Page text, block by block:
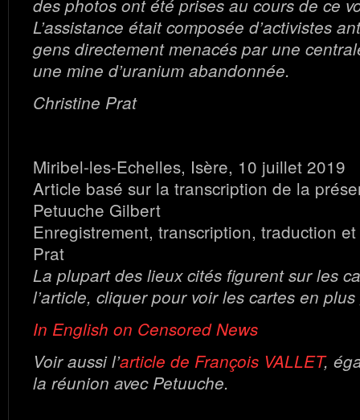
des photos ont été prises au cours de ce
L’assistance était composée d’activistes
gens directement menacés par une
une mine d’uranium abandonnée.
Christine Prat
Miribel-les-Echelles, Isère, 10 juillet 2019
Article basé sur la transcription de la
Petuuche Gilbert
Enregistrement, transcription, traduction
Prat
La plupart des lieux cités figurent sur les
l’article, cliquer pour voir les cartes en
In English on Censored News
Voir aussi l’article de François VALLET,
la réunion avec Petuuche.